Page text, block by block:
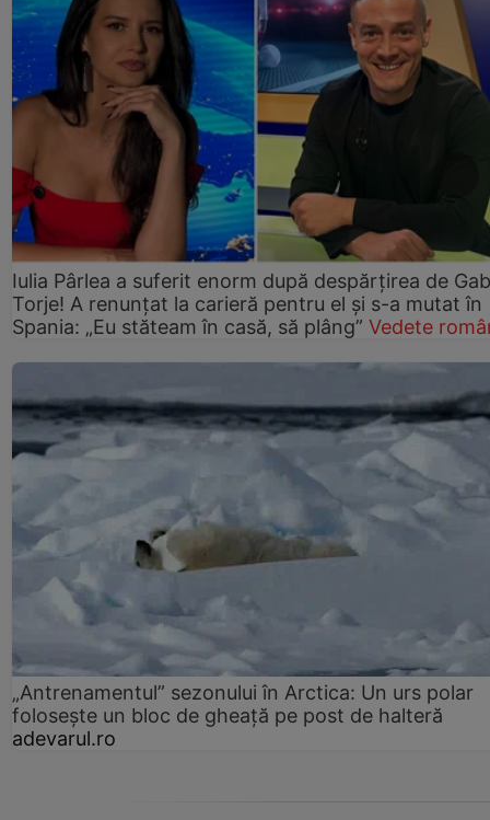
Iulia Pârlea a suferit enorm după despărțirea de
Torje! A renunțat la carieră pentru el și s-a mutat în
Spania: „Eu stăteam în casă, să plâng” Vedete
„Antrenamentul” sezonului în Arctica: Un urs polar
folosește un bloc de gheață pe post de halteră
adevarul.ro